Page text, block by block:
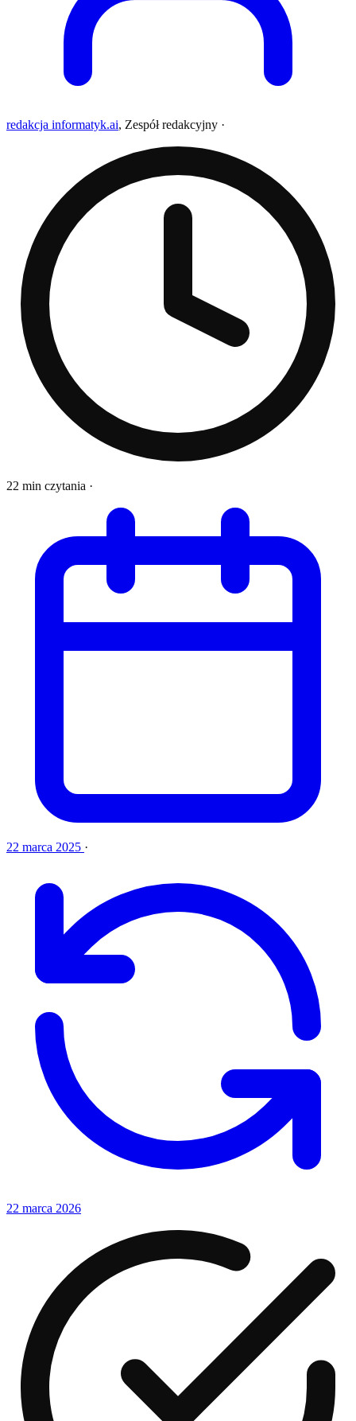
redakcja informatyk.ai, Zespół redakcyjny ·
22 min czytania ·
22 marca 2025 ·
22 marca 2026